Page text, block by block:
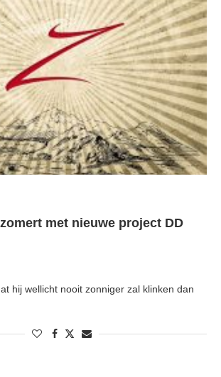
met nieuwe project DD
hij wellicht nooit zonniger zal klinken dan